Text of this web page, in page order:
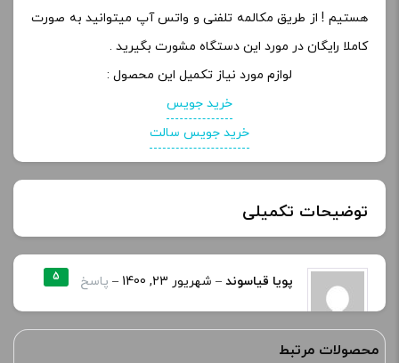
هستیم ! از طریق مکالمه تلفنی و واتس آپ میتوانید به صورت
کاملا رایگان در مورد این دستگاه مشورت بگیرید .
لوازم مورد نیاز تکمیل این محصول :
خرید جویس
خرید جویس سالت
توضیحات تکمیلی
رنگ: BLACK, blue, grey, RED
ابعاد: ۹۵٫۶*۳۰*۱۸ میلی متر
5 پویا قیاسوند – شهریور 23, 1400 – پاسخ
محصولات مرتبط